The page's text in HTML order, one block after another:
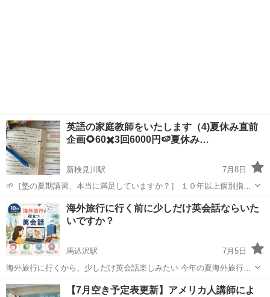
英語の家庭教師をいたします（4)夏休み直前
企画🌻60✖️3回6000円🍉夏休み…
新検見川駅
7月8日
🌱［塾の夏期講習、本当に満足していますか？］ １０年以上個別指導
塾の現場でも沢山の生徒さんに出会ってきました。 夏休みは英語力を
大きく伸ばせる重要な期間です。 その経験から感じるのは講習期間は
決められたテキストを進める...
千葉 千葉市 新検見川駅 英語 夏休み
海外旅行に行く前に少しだけ英会話ならいた
いですか？
馬込沢駅
7月5日
海外旅行に行くから、少しだけ英会話楽しみたい 今年の夏海外旅行に
いくけど、もう間に合わないかな？ 今度海外いくけど、それまでに日
常会話は少し話せるようになりたい。 グループや教材使わず、自分の
千葉 鎌ケ谷市 馬込沢駅 旅行英語 海外旅行
【7月空き予定表更新】アメリカ人講師によ